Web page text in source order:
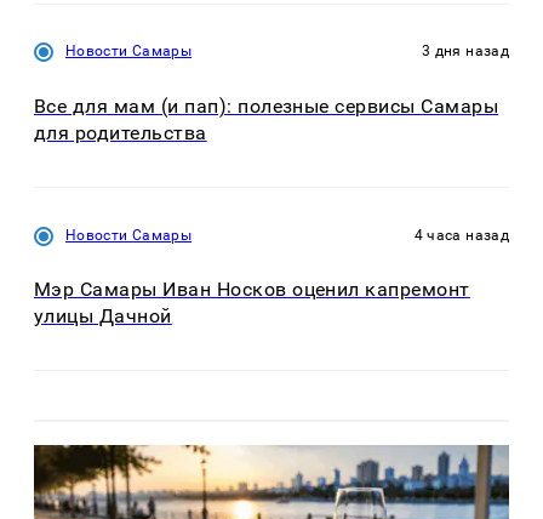
Новости Самары 3 дня назад
Все для мам (и пап): полезные сервисы Самары
для родительства
Новости Самары 4 часа назад
Мэр Самары Иван Носков оценил капремонт
улицы Дачной